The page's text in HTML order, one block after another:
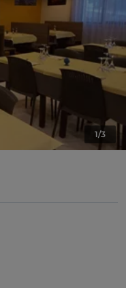
1/3